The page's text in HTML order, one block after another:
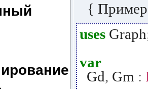
{
usesGraph
var
Gd, Gm :